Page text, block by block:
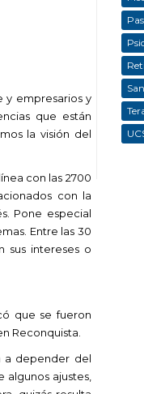
y empresarios y
que están
la visión del
con las 2700
con la
Pone especial
Entre las 30
sus intereses o
que se fueron
Reconquista.
a depender del
ajustes,